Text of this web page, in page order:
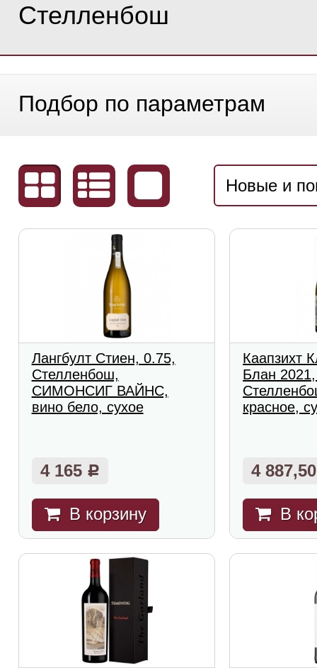
Стелленбош
Подбор по параметрам
Новые и
Лангбулт Стиен, 0.75,
Стелленбош,
СИМОНСИГ ВАЙНС,
вино бело, сухое
4 165 Р
В корзину
Каапзихт
Блан
красное,
4
В